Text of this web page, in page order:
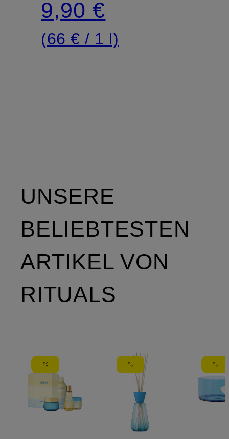
9,90 €
(66 € / 1 l)
UNSERE
BELIEBTESTEN
ARTIKEL VON
RITUALS